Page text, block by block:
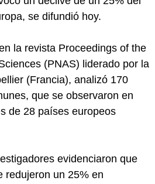
se difundió hoy.
la revista Proceedings of the
(PNAS) liderado por la
(Francia), analizó 170
que se observaron en
de 28 países europeos
evidenciaron que
redujeron un 25% en